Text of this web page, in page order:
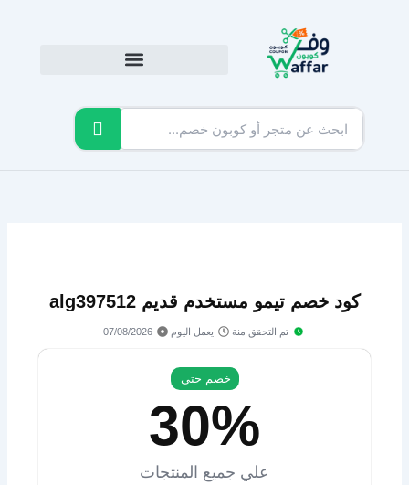
كود خصم تيمو مستخدم قديم alg397512
تم التحقق منة يعمل اليوم 07/08/2026
خصم حتي
30%
علي جميع المنتجات